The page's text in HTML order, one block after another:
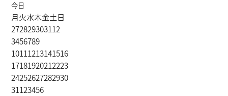
今日
月火水木金土日
272829303112
3456789
10111213141516
17181920212223
24252627282930
31123456